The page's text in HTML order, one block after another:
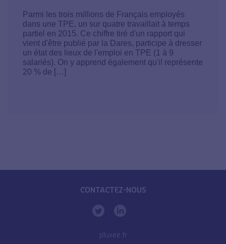
Parmi les trois millions de Français employés
dans une TPE, un sur quatre travaillait à temps
partiel en 2015. Ce chiffre tiré d'un rapport qui
vient d'être publié par la Dares, participe à dresser
un état des lieux de l'emploi en TPE (1 à 9
salariés). On y apprend également qu'il représente
20 % de […]
CONTACTEZ-NOUS
pluxee.fr